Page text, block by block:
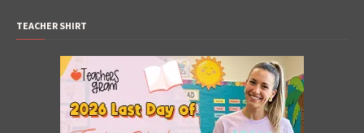
TEACHER SHIRT